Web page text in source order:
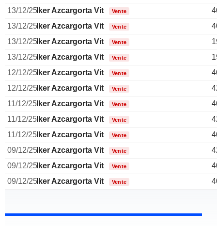
13/12/25Iker Azcargorta ViteriVente
13/12/25Iker Azcargorta ViteriVente
13/12/25Iker Azcargorta ViteriVente
13/12/25Iker Azcargorta ViteriVente
12/12/25Iker Azcargorta ViteriVente
12/12/25Iker Azcargorta ViteriVente
11/12/25Iker Azcargorta ViteriVente
11/12/25Iker Azcargorta ViteriVente
11/12/25Iker Azcargorta ViteriVente
09/12/25Iker Azcargorta ViteriVente
09/12/25Iker Azcargorta ViteriVente
09/12/25Iker Azcargorta ViteriVente